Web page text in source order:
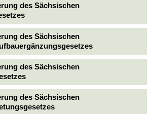
des Sächsischen
des Sächsischen
des Sächsischen
des Sächsischen